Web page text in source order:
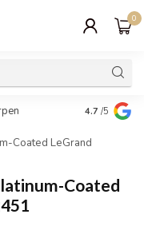
0
Wij
cadeau
4.7 /5
Coated LeGrand
Coated